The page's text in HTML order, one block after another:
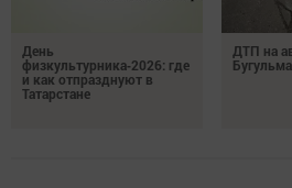
День
физкультурника‑2026: где
и как отпразднуют в
Татарстане
ДТП на